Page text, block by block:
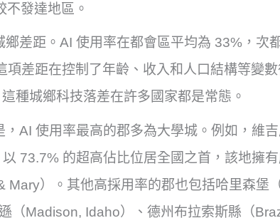
不發達地區。
鄉差距。AI 使用率在都會區平均為 33%，次
項差距在控制了年齡、收入和人口結構等變
種城鄉科技落差在許多國家都是常態。
，AI 使用率最高的郡多為大學城。例如，維
以 73.7% 的超高佔比位居全國之首，該地擁
Mary）。其他高採用率的郡也包括哈里森堡
（Madison, Idaho）、德州布拉索斯縣（